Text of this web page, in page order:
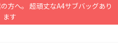
方へ。 超頑丈なA4サブバッグあり
ます